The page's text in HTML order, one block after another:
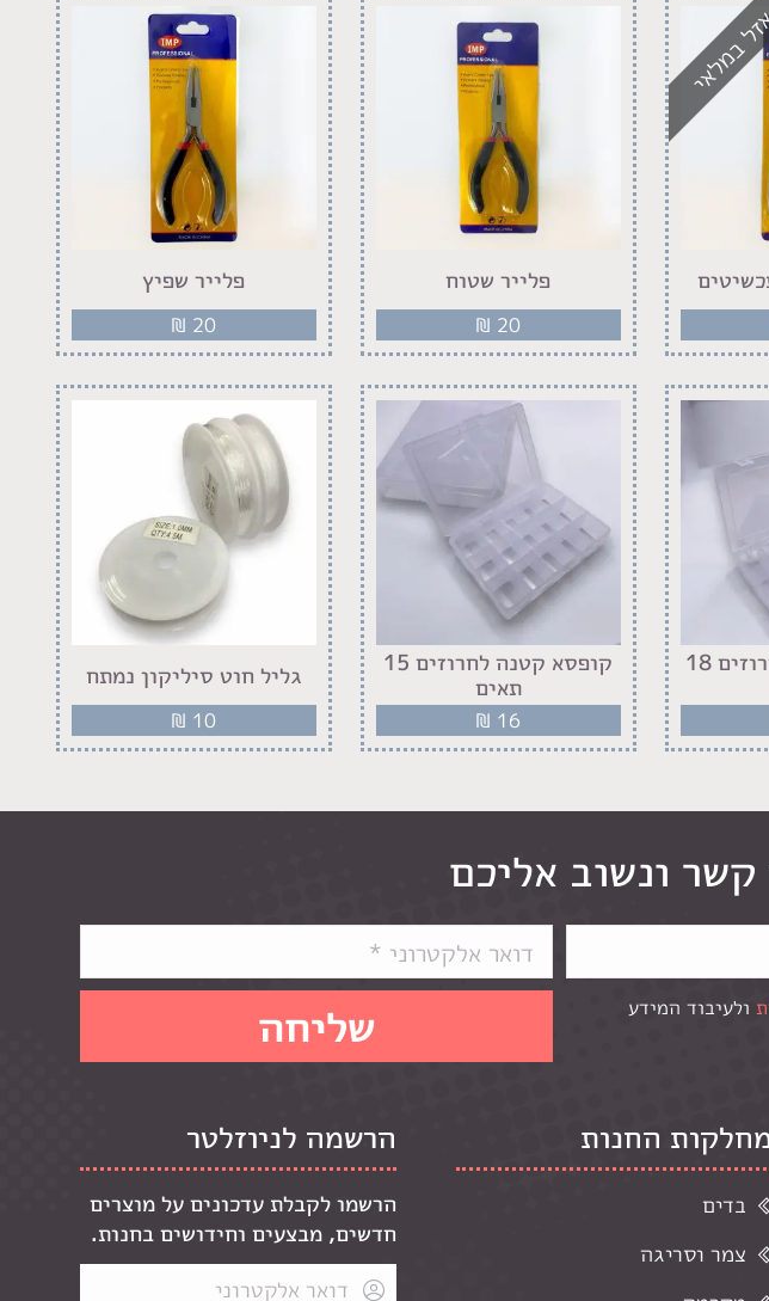
במלאי
פלייר שטוח
₪ 20
פלייר שפיץ
₪ 20
קופסא גדולה לחרוזים 18
קופסא קטנה לחרוזים 15
תאים
₪ 16
גליל חוט סיליקון נמתח
₪ 10
קשר ונשוב אליכם
ולעיבוד המידע
החנות
בדים
צמר וסריגה
הרשמה לניוזלטר
הרשמו לקבלת עדכונים על מוצרים
חדשים, מבצעים וחידושים בחנות.